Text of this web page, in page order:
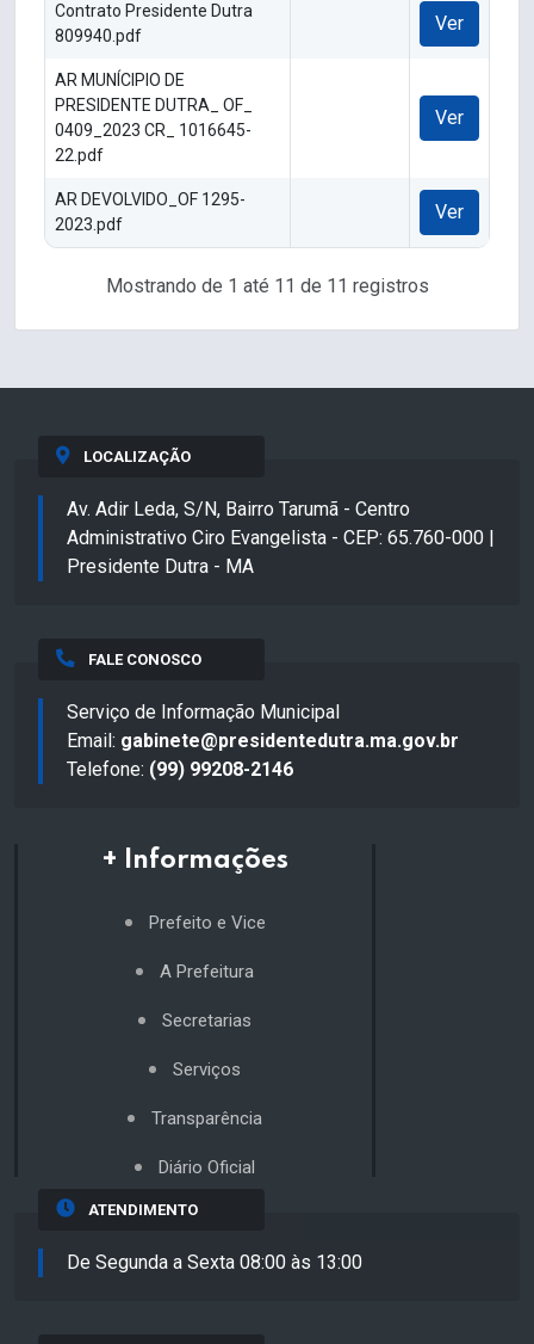
Contrato Presidente Dutra
809940.pdf
Ver
AR MUNÍCIPIO DE
PRESIDENTE DUTRA_ OF_
0409_2023 CR_ 1016645-
22.pdf
Ver
AR DEVOLVIDO_OF 1295-
2023.pdf
Ver
Mostrando de 1 até 11 de 11 registros
LOCALIZAÇÃO
Av. Adir Leda, S/N, Bairro Tarumã - Centro
Administrativo Ciro Evangelista - CEP: 65.760-000 |
Presidente Dutra - MA
FALE CONOSCO
Serviço de Informação Municipal
Email: gabinete@presidentedutra.ma.gov.br
Telefone: (99) 99208-2146
+ Informações
Prefeito e Vice
A Prefeitura
Secretarias
Serviços
Transparência
Diário Oficial
ATENDIMENTO
De Segunda a Sexta 08:00 às 13:00